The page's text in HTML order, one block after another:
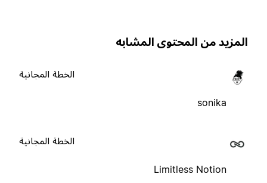
من المحتوى المشابه
sonika
الخطة المجانية
Limitless Notion
الخطة المجانية